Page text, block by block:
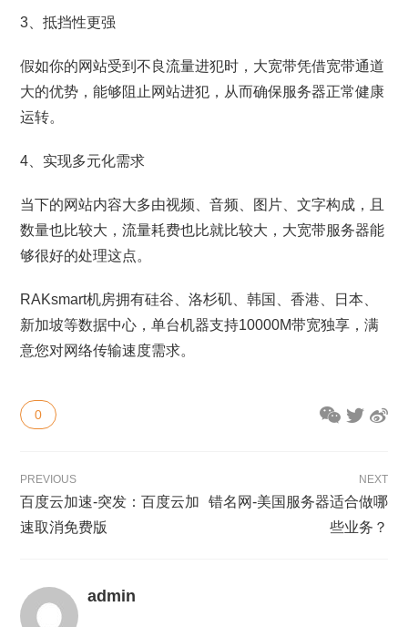
3、抵挡性更强
假如你的网站受到不良流量进犯时，大宽带凭借宽带通道
大的优势，能够阻止网站进犯，从而确保服务器正常健康
运转。
4、实现多元化需求
当下的网站内容大多由视频、音频、图片、文字构成，且
数量也比较大，流量耗费也比就比较大，大宽带服务器能
够很好的处理这点。
RAKsmart机房拥有硅谷、洛杉矶、韩国、香港、日本、
新加坡等数据中心，单台机器支持10000M带宽独享，满
意您对网络传输速度需求。
0
PREVIOUS
百度云加速-突发：百度云加
速取消免费版
NEXT
错名网-美国服务器适合做哪
些业务？
admin